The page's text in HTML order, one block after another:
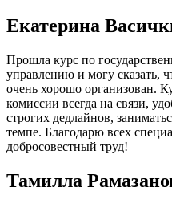
Екатерина
Прошла курс по
управлению и могу
очень хорошо организован.
комиссии всегда на связи,
строгих дедлайнов,
темпе. Благодарю всех
добросовестный труд!
Тамилла